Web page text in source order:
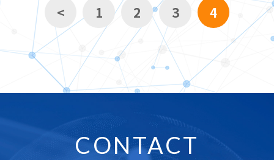
実際に当社に移行した団体様が 事例紹介
に載っておりますの
で、是非ご参照ください。
②弊社規定のexcelフォーマットへの試験問題記入
③登録後のレビュー
CBTシステムに登録する問題数の目安は、出題数の約3倍程度
をご用意頂いております。
https://cbt-s.com/service/cbt.html
< 1 2 3 4
CONTACT